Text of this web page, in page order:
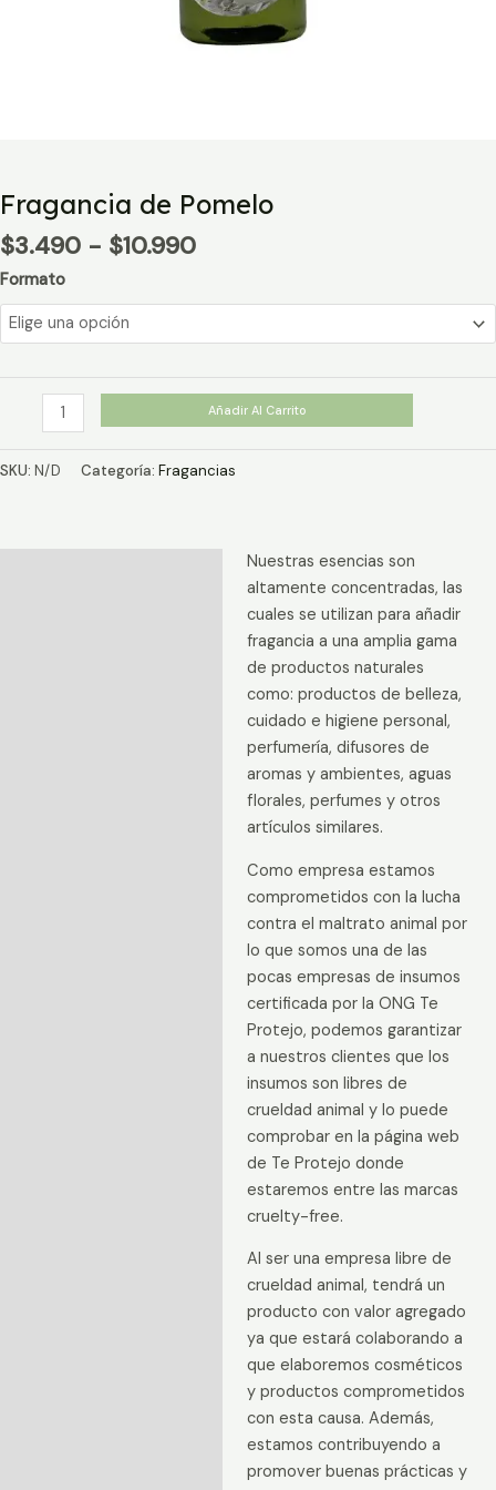
Fragancia de Pomelo
$3.490 - $10.990Rango
precios:
$3.490
hasta
$10.990
Formato
Fragancia
Pomelo
Añadir Al Carrito
SKU: N/D Categoría: Fragancias
Nuestras esencias son
altamente concentradas, las
cuales se utilizan para añadir
fragancia a una amplia gama
de productos naturales
como: productos de belleza,
cuidado e higiene personal,
perfumería, difusores de
aromas y ambientes, aguas
florales, perfumes y otros
artículos similares.
Como empresa estamos
comprometidos con la lucha
contra el maltrato animal por
lo que somos una de las
pocas empresas de insumos
certificada por la ONG Te
Protejo, podemos garantizar
a nuestros clientes que los
insumos son libres de
crueldad animal y lo puede
comprobar en la página web
de Te Protejo donde
estaremos entre las marcas
cruelty-free.
Al ser una empresa libre de
crueldad animal, tendrá un
producto con valor agregado
ya que estará colaborando a
que elaboremos cosméticos
y productos comprometidos
con esta causa. Además,
estamos contribuyendo a
promover buenas prácticas y